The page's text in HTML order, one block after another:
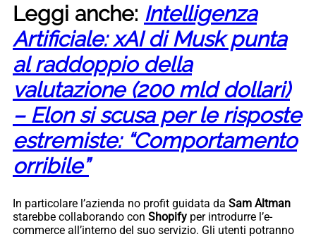
Leggi anche: Intelligenza
Artificiale: xAI di Musk punta
al raddoppio della
valutazione (200 mld dollari)
– Elon si scusa per le risposte
estremiste: “Comportamento
orribile”
In particolare l’azienda no profit guidata da Sam Altman
starebbe collaborando con Shopify per introdurre l’e-
commerce all’interno del suo servizio. Gli utenti potranno